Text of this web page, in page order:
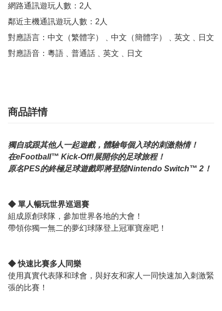
網路通訊遊玩人數：2人
鄰近主機通訊遊玩人數：2人
對應語言：中文（繁體字）﹑中文（簡體字）﹑英文﹑日文
對應語音：粵語﹑普通話﹑英文﹑日文
商品詳情
獨自或跟其他人一起遊戲，體驗每個入球的刺激熱情！
在eFootball™ Kick-Off!展開你的足球旅程！
原名PES的終極足球遊戲即將登陸Nintendo Switch™ 2！
◆ 單人暢玩世界巡迴賽
組成原創球隊，參加世界各地的大會！
帶領你獨一無二的夢幻球隊登上冠軍寶座吧！
◆ 快速比賽多人同樂
使用真實代表隊和球會，與好友和家人一同快速加入刺激緊
張的比賽！